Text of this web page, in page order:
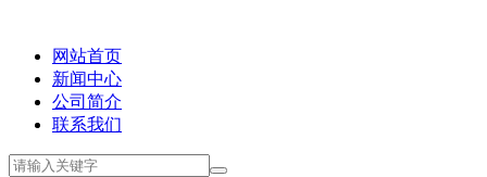
网站首页
新闻中心
公司简介
联系我们